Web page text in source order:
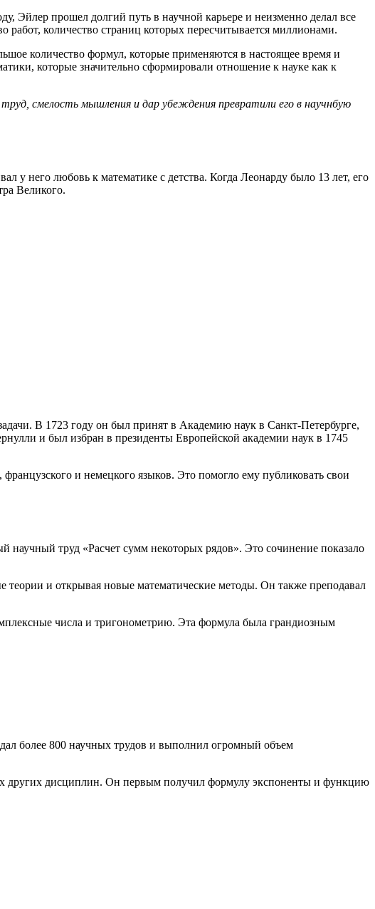
Эйлер прошел долгий путь в научной карьере и неизменно делал все
работ, количество страниц которых пересчитывается миллионами.
количество формул, которые применяются в настоящее время и
которые значительно сформировали отношение к науке как к
смелость мышления и дар убеждения превратили его в научнбую
у него любовь к математике с детства. Когда Леонарду было 13 лет, его
Великого.
В 1723 году он был принят в Академию наук в Санкт-Петербурге,
и был избран в президенты Европейской академии наук в 1745
и немецкого языков. Это помогло ему публиковать свои
научный труд «Расчет сумм некоторых рядов». Это сочинение показало
и открывая новые математические методы. Он также преподавал
числа и тригонометрию. Эта формула была грандиозным
более 800 научных трудов и выполнил огромный объем
других дисциплин. Он первым получил формулу экспоненты и функцию